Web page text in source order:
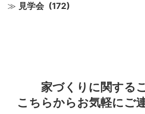
見学会 (172)
家づくりに関する
こちらからお気軽にご